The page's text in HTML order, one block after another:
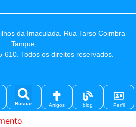
da Imaculada. Rua Tarso Coimbra -
Tanque,
610. Todos os direitos reservados.
Buscar Artigos blog Perfil